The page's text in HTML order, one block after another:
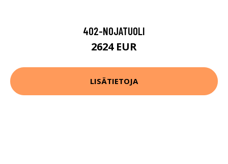
402-NOJATUOLI
2624 EUR
LISÄTIETOJA